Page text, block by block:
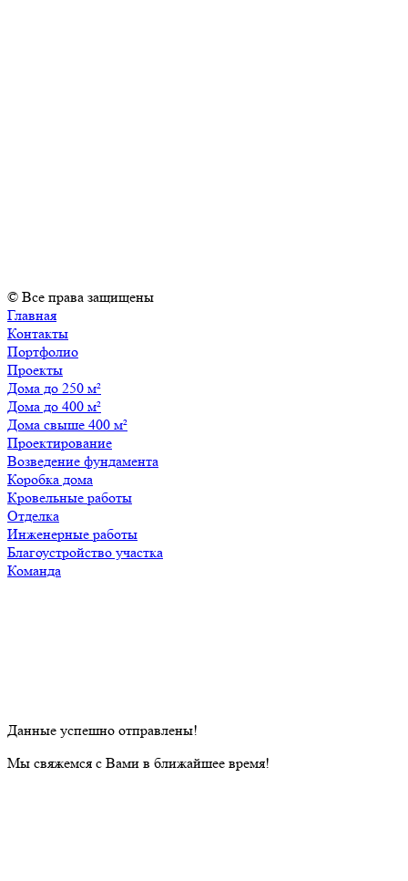
© Все права защищены
Главная
Контакты
Портфолио
Проекты
Дома до 250 м²
Дома до 400 м²
Дома свыше 400 м²
Проектирование
Возведение фундамента
Коробка дома
Кровельные работы
Отделка
Инженерные работы
Благоустройство участка
Команда
Данные успешно отправлены!
Мы свяжемся с Вами в ближайшее время!